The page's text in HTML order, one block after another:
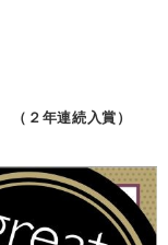
年連続入賞）